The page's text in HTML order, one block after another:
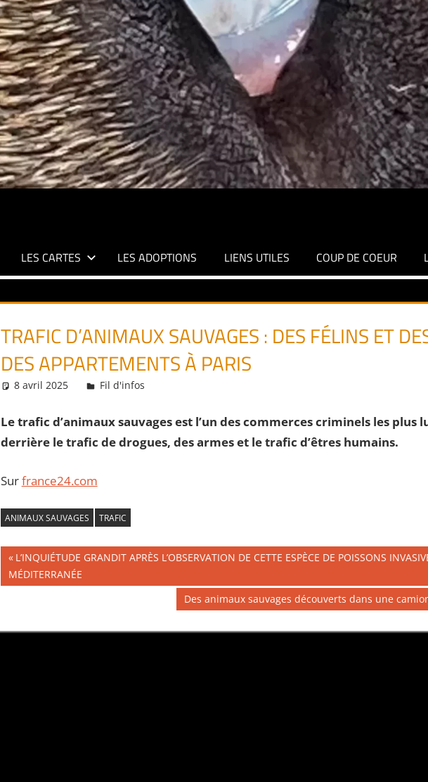
LES CARTES LES ADOPTIONS LIENS UTILES COUP DE COEUR
TRAFIC D’ANIMAUX SAUVAGES : DES FÉLINS ET
DES APPARTEMENTS À PARIS
8 avril 2025 Daniel
Fil d'infos
Le trafic d’animaux sauvages est l’un des commerces criminels les plus
derrière le trafic de drogues, des armes et le trafic d’êtres humains.
Surfrance24.com
ANIMAUX SAUVAGES TRAFIC
Navigation
de
Publication
précédente :
L’INQUIÉTUDE GRANDIT APRÈS L’OBSERVATION DE CETTE ESPÈCE DE POISSONS
MÉDITERRANÉE
Publication
Des animaux sauvages découverts dans une